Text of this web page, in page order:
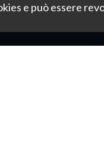
e può essere